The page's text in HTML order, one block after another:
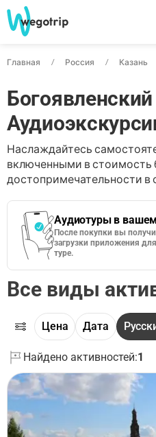
Главная Россия Казань
Наслаждайтесь
включенными в стоимость
достопримечательности
Аудиотуры в
После покупки вы
загрузки приложения
туре.
Все виды
Цена Дата
Найдено активностей:1